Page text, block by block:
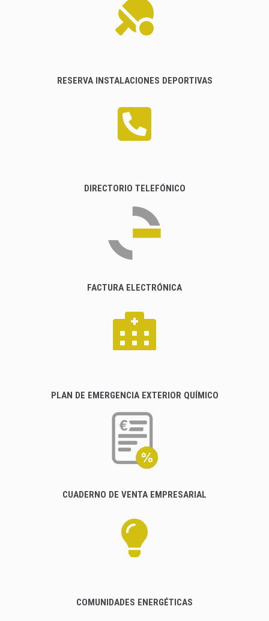
RESERVA INSTALACIONES DEPORTIVAS
DIRECTORIO TELEFÓNICO
FACTURA ELECTRÓNICA
PLAN DE EMERGENCIA EXTERIOR QUÍMICO
CUADERNO DE VENTA EMPRESARIAL
COMUNIDADES ENERGÉTICAS